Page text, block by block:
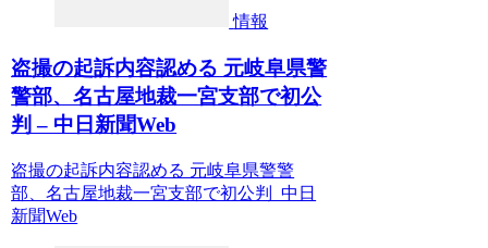
情報
盗撮の起訴内容認める 元岐阜県警
警部、名古屋地裁一宮支部で初公
判 – 中日新聞Web
盗撮の起訴内容認める 元岐阜県警警
部、名古屋地裁一宮支部で初公判 中日
新聞Web